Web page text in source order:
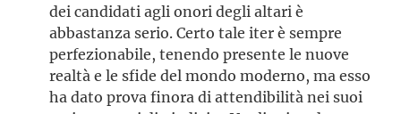
dei candidati agli onori degli altari è
abbastanza serio. Certo tale iter è sempre
perfezionabile, tenendo presente le nuove
realtà e le sfide del mondo moderno, ma esso
ha dato prova finora di attendibilità nei suoi